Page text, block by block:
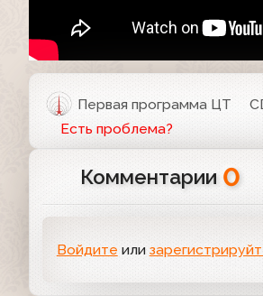
Первая программа ЦТ
Есть проблема?
Комментарии 0
Войдите или